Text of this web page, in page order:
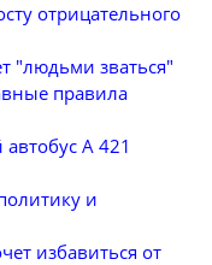
отрицательного
"людьми зваться"
правила
А 421
и
избавиться от